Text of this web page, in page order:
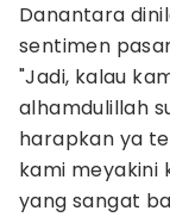
Danantara
sentimen
"Jadi, kalau
alhamdulillah
harapkan ya
kami meyakini
yang sangat